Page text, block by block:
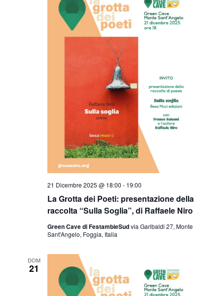
La Grotta dei Poeti: presentazione della
raccolta “Sulla Soglia”, di Raffaele Niro
21 Dicembre 2025 @ 18:00 - 19:00
Green Cave di FestambieSudvia Garibaldi 27, Monte
Sant'Angelo, Foggia, Italia
DOM
21